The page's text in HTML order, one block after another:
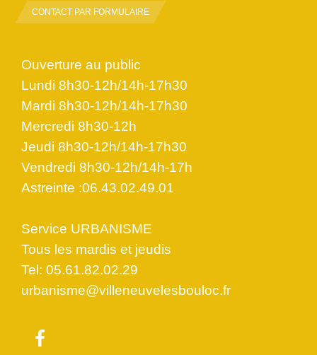
CONTACT PAR FORMULAIRE
Ouverture au public
Lundi 8h30-12h/14h-17h30
Mardi 8h30-12h/14h-17h30
Mercredi 8h30-12h
Jeudi 8h30-12h/14h-17h30
Vendredi 8h30-12h/14h-17h
Astreinte :06.43.02.49.01
Service URBANISME
Tous les mardis et jeudis
Tel: 05.61.82.02.29
urbanisme@villeneuvelesbouloc.fr